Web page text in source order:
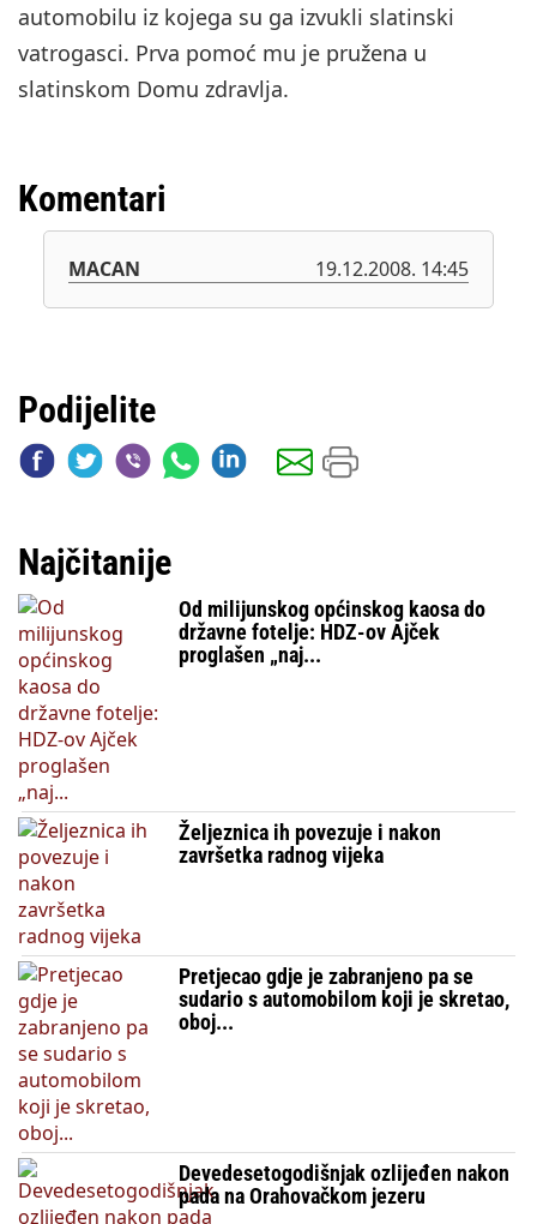
automobilu iz kojega su ga izvukli slatinski
vatrogasci. Prva pomoć mu je pružena u
slatinskom Domu zdravlja.
Komentari
MACAN 19.12.2008. 14:45
Podijelite
Najčitanije
Od milijunskog općinskog kaosa do
državne fotelje: HDZ-ov Ajček
proglašen „naj...
Željeznica ih povezuje i nakon
završetka radnog vijeka
Pretjecao gdje je zabranjeno pa se
sudario s automobilom koji je skretao,
oboj...
Devedesetogodišnjak ozlijeđen nakon
pada na Orahovačkom jezeru